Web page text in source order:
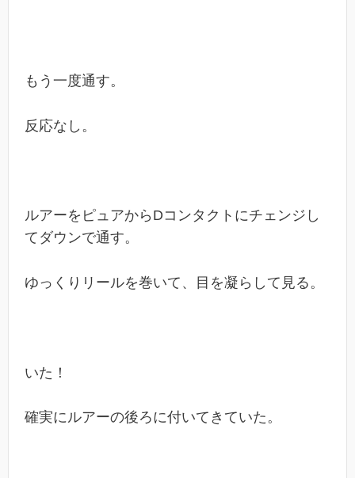
もう一度通す。
反応なし。
ルアーをピュアからDコンタクトにチェンジし
てダウンで通す。
ゆっくりリールを巻いて、目を凝らして見る。
いた！
確実にルアーの後ろに付いてきていた。